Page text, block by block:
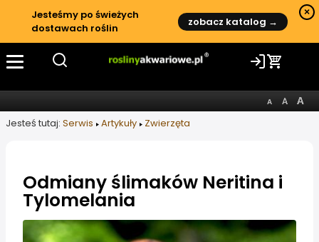
Jesteśmy po świeżych
dostawach roślin
zobacz katalog →
×
Jesteś tutaj: Serwis Artykuły Zwierzęta
Odmiany ślimaków Neritina i
Tylomelania
Informacje o artykule